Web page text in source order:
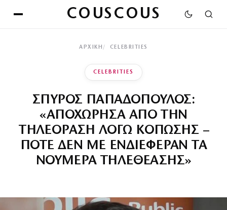
COUSCOUS
ΑΡΧΙΚΉ CELEBRITIES
CELEBRITIES
ΣΠΥΡΟΣ ΠΑΠΑΔΟΠΟΥΛΟΣ:
«ΑΠΟΧΩΡΗΣΑ ΑΠΟ ΤΗΝ
ΤΗΛΕΟΡΑΣΗ ΛΟΓΩ ΚΟΠΩΣΗΣ –
ΠΟΤΕ ΔΕΝ ΜΕ ΕΝΔΙΕΦΕΡΑΝ ΤΑ
ΝΟΥΜΕΡΑ ΤΗΛΕΘΕΑΣΗΣ»